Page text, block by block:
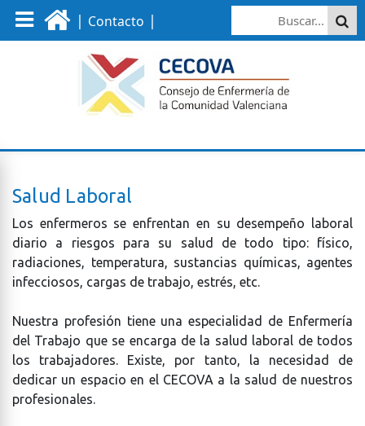
| Contacto |
Salud Laboral
Los enfermeros se enfrentan en su desempeño laboral
diario a riesgos para su salud de todo tipo: físico,
radiaciones, temperatura, sustancias químicas, agentes
infecciosos, cargas de trabajo, estrés, etc.
Nuestra profesión tiene una especialidad de Enfermería
del Trabajo que se encarga de la salud laboral de todos
los trabajadores. Existe, por tanto, la necesidad de
dedicar un espacio en el CECOVA a la salud de nuestros
profesionales.